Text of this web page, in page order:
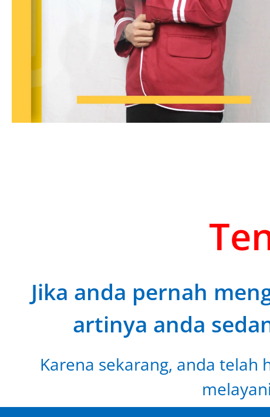
Jika anda pernah
artinya anda
Karena sekarang, anda telah